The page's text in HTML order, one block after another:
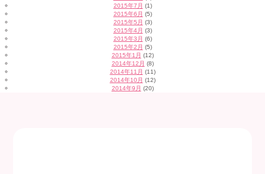
2015年7月 (1)
2015年6月 (5)
2015年5月 (3)
2015年4月 (3)
2015年3月 (6)
2015年2月 (5)
2015年1月 (12)
2014年12月 (8)
2014年11月 (11)
2014年10月 (12)
2014年9月 (20)